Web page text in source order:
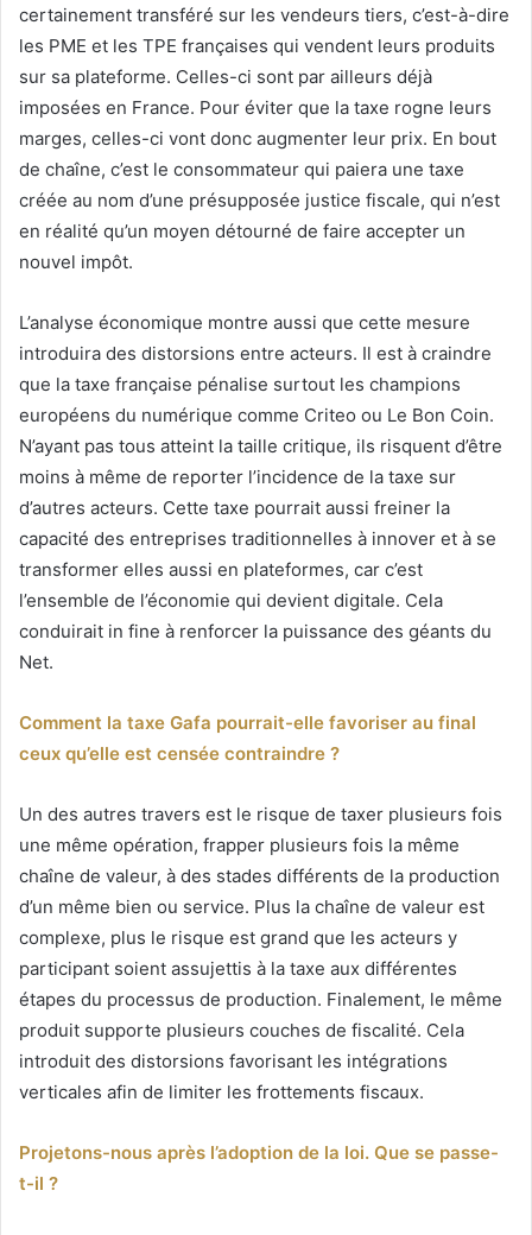
certainement transféré sur les vendeurs tiers, c’est-à-dire
les PME et les TPE françaises qui vendent leurs produits
sur sa plateforme. Celles-ci sont par ailleurs déjà
imposées en France. Pour éviter que la taxe rogne leurs
marges, celles-ci vont donc augmenter leur prix. En bout
de chaîne, c’est le consommateur qui paiera une taxe
créée au nom d’une présupposée justice fiscale, qui n’est
en réalité qu’un moyen détourné de faire accepter un
nouvel impôt.
L’analyse économique montre aussi que cette mesure
introduira des distorsions entre acteurs. Il est à craindre
que la taxe française pénalise surtout les champions
européens du numérique comme Criteo ou Le Bon Coin.
N’ayant pas tous atteint la taille critique, ils risquent d’être
moins à même de reporter l’incidence de la taxe sur
d’autres acteurs. Cette taxe pourrait aussi freiner la
capacité des entreprises traditionnelles à innover et à se
transformer elles aussi en plateformes, car c’est
l’ensemble de l’économie qui devient digitale. Cela
conduirait in fine à renforcer la puissance des géants du
Net.
Comment la taxe Gafa pourrait-elle favoriser au final
ceux qu’elle est censée contraindre ?
Un des autres travers est le risque de taxer plusieurs fois
une même opération, frapper plusieurs fois la même
chaîne de valeur, à des stades différents de la production
d’un même bien ou service. Plus la chaîne de valeur est
complexe, plus le risque est grand que les acteurs y
participant soient assujettis à la taxe aux différentes
étapes du processus de production. Finalement, le même
produit supporte plusieurs couches de fiscalité. Cela
introduit des distorsions favorisant les intégrations
verticales afin de limiter les frottements fiscaux.
Projetons-nous après l’adoption de la loi. Que se passe-
t-il ?